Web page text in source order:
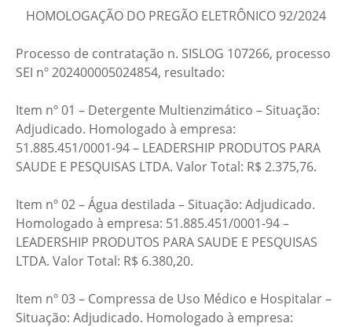
HOMOLOGAÇÃO DO PREGÃO ELETRÔNICO 92/2024
Processo de contratação n. SISLOG 107266, processo
SEI nº 202400005024854, resultado:
Item nº 01 – Detergente Multienzimático – Situação:
Adjudicado. Homologado à empresa:
51.885.451/0001-94 – LEADERSHIP PRODUTOS PARA
SAUDE E PESQUISAS LTDA. Valor Total: R$ 2.375,76.
Item nº 02 – Água destilada – Situação: Adjudicado.
Homologado à empresa: 51.885.451/0001-94 –
LEADERSHIP PRODUTOS PARA SAUDE E PESQUISAS
LTDA. Valor Total: R$ 6.380,20.
Item nº 03 – Compressa de Uso Médico e Hospitalar –
Situação: Adjudicado. Homologado à empresa: